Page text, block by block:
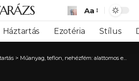
Font
Resizer
Aa
Háztartás Ezotéria Stílus
> Műanyag, teflon, nehézfém: alattomos egészségkárosítók a konyhában